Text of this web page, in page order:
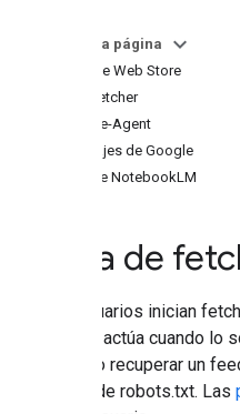
En esta página
Chrome Web Store
Feedfetcher
Google-Agent
Mensajes de Google
Google NotebookLM
Lista de
Los usuarios inician
actúa cuando lo
del sitio recuperar un
reglas de robots.txt. Las